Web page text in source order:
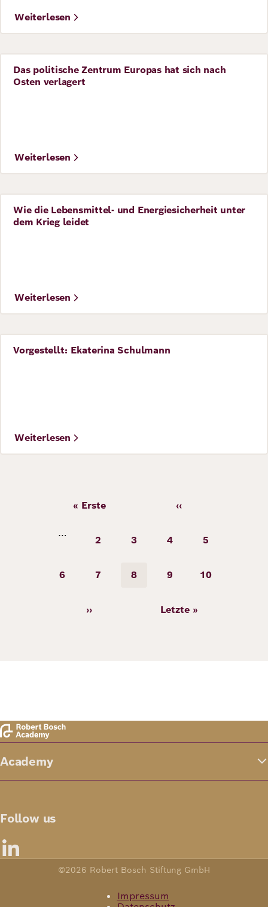
Weiterlesen
Perspective
Das politische Zentrum Europas hat sich nach
Osten verlagert
Weiterlesen
Perspective
Wie die Lebensmittel- und Energiesicherheit unter
dem Krieg leidet
Weiterlesen
Perspective
Vorgestellt: Ekaterina Schulmann
Weiterlesen
Erste
« Erste
Vorherige
‹‹
…
Seite
2 Seite
3 Seite
4 Seite
5
Seite
6 Seite
7 Seite
8 Seite
9 Seite
10
Nächste
››
Letzte
Letzte »
Academy
Follow us
©2026 Robert Bosch Stiftung GmbH
Impressum